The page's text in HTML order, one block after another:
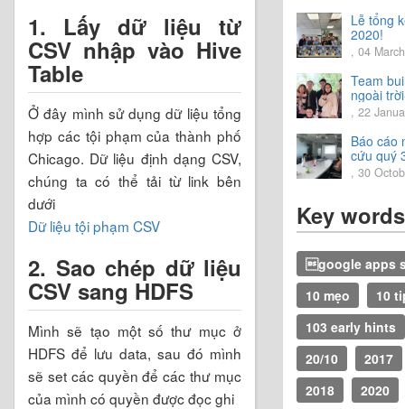
1. Lấy dữ liệu từ
CSV nhập vào Hive
Table
Ở đây mình sử dụng dữ liệu tổng
hợp các tội phạm của thành phố
Chicago. Dữ liệu định dạng CSV,
chúng ta có thể tải từ link bên
dưới
Dữ liệu tội phạm CSV
2. Sao chép dữ liệu
CSV sang HDFS
Mình sẽ tạo một số thư mục ở
HDFS để lưu data, sau đó mình
sẽ set các quyền để các thư mục
của mình có quyền được đọc ghi
Lễ tổng
2020!
, 04
Team
ngoài
trải
vời.
, 22
Báo cáo
cứu quý
2020
, 30
Key words
google apps
10 mẹo
10
103 early hints
20/10
2017
2018
2020